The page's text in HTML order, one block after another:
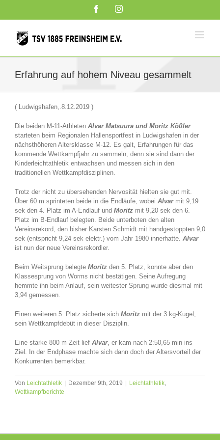
FacebookInstagram
Erfahrung auf hohem Niveau gesammelt
( Ludwigshafen,.8.12.2019 )
Die beiden M-11-Athleten Alvar Matsuura und Moritz Kößler
starteten beim Regionalen Hallensportfest in Ludwigshafen in der
nächsthöheren Altersklasse M-12. Es galt, Erfahrungen für das
kommende Wettkampfjahr zu sammeln, denn sie sind dann der
Kinderleichtathletik entwachsen und messen sich in den
traditionellen Wettkampfdisziplinen.
Trotz der nicht zu übersehenden Nervosität hielten sie gut mit.
Über 60 m sprinteten beide in die Endläufe, wobei Alvar mit 9,19
sek den 4. Platz im A-Endlauf und Moritz mit 9,20 sek den 6.
Platz im B-Endlauf belegten. Beide unterboten den alten
Vereinsrekord, den bisher Karsten Schmidt mit handgestoppten 9,0
sek (entspricht 9,24 sek elektr.) vom Jahr 1980 innerhatte. Alvar
ist nun der neue Vereinsrekordler.
Beim Weitsprung belegte Moritz den 5. Platz, konnte aber den
Klassesprung von Worms nicht bestätigen. Seine Aufregung
hemmte ihn beim Anlauf, sein weitester Sprung wurde diesmal mit
3,94 gemessen.
Einen weiteren 5. Platz sicherte sich Moritz mit der 3 kg-Kugel,
sein Wettkampfdebüt in dieser Disziplin.
Eine starke 800 m-Zeit lief Alvar, er kam nach 2:50,65 min ins
Ziel. In der Endphase machte sich dann doch der Altersvorteil der
Konkurrenten bemerkbar.
Von Leichtathletik Dezember 9th, 2019 Leichtathletik,
Wettkampfberichte